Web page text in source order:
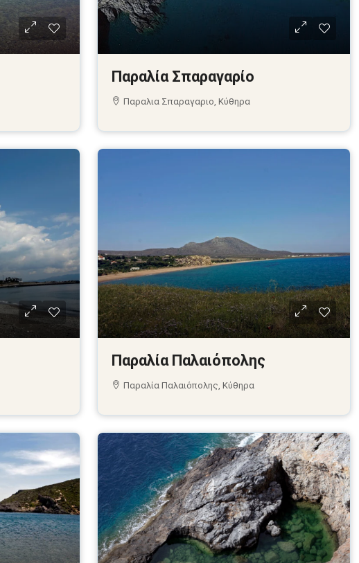
Παραλία Σπαραγαρίο
Παραλια Σπαραγαριο, Κύθηρα
Παραλία Παλαιόπολης
Παραλία Παλαιόπολης, Κύθηρα